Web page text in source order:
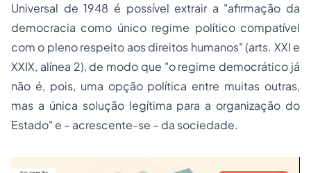
Universal de 1948 é possível extrair a "afirmação da
democracia como único regime político compatível
com o pleno respeito aos direitos humanos"(arts. XXI e
XXIX, alínea 2), de modo que "o regime democrático já
não é, pois, uma opção política entre muitas outras,
mas a única solução legítima para a organização do
Estado" e – acrescente-se – da sociedade.